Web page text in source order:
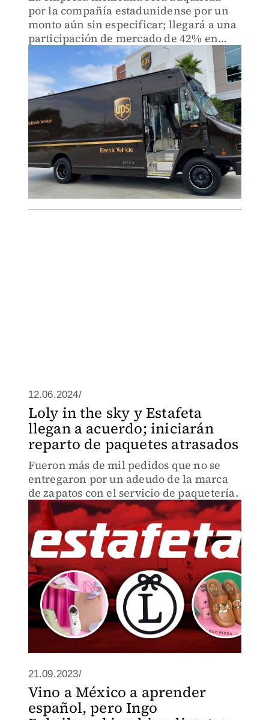
por la compañía estadunidense por un
monto aún sin especificar; llegará a una
participación de mercado de 42% en
12.06.2024/
Loly in the sky y Estafeta
llegan a acuerdo; iniciarán
reparto de paquetes atrasados
Fueron más de mil pedidos que no se
entregaron por un adeudo de la marca
de zapatos con el servicio de paquetería.
21.09.2023/
Vino a México a aprender
español, pero Ingo